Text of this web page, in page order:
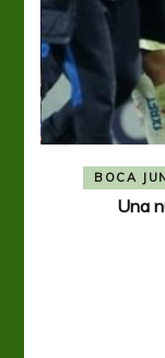
BOCA
Una